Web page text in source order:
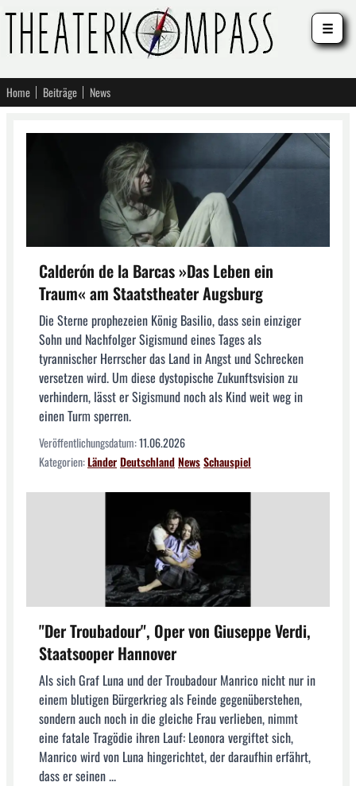
Home Beiträge News
Calderón de la Barcas »Das Leben ein
Traum« am Staatstheater Augsburg
Die Sterne prophezeien König Basilio, dass sein einziger
Sohn und Nachfolger Sigismund eines Tages als
tyrannischer Herrscher das Land in Angst und Schrecken
versetzen wird. Um diese dystopische Zukunftsvision zu
verhindern, lässt er Sigismund noch als Kind weit weg in
einen Turm sperren.
Veröffentlichungsdatum:11.06.2026
Kategorien:LänderDeutschlandNewsSchauspiel
"Der Troubadour", Oper von Giuseppe Verdi,
Staatsooper Hannover
Als sich Graf Luna und der Troubadour Manrico nicht nur in
einem blutigen Bürgerkrieg als Feinde gegenüberstehen,
sondern auch noch in die gleiche Frau verlieben, nimmt
eine fatale Tragödie ihren Lauf: Leonora vergiftet sich,
Manrico wird von Luna hingerichtet, der daraufhin erfährt,
dass er seinen ...
☰